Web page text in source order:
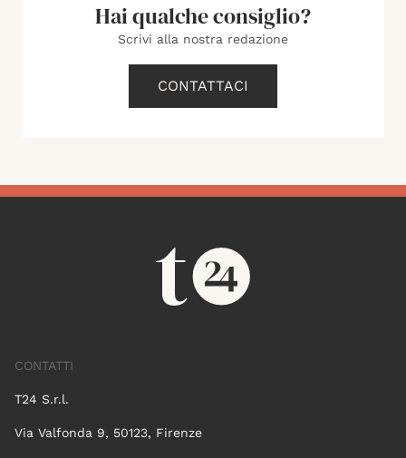
Hai qualche consiglio?
Scrivi alla nostra redazione
CONTATTACI
CONTATTI
T24 S.r.l.
Via Valfonda 9, 50123, Firenze